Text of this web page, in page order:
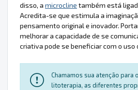
disso, a microcline também está
Acredita-se que estimula a
pensamento original e inovador.
melhorar a capacidade de se
criativa pode se beneficiar com o uso
Chamamos sua atenção para
litoterapia, as diferentes